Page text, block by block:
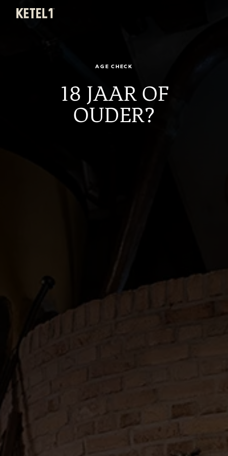
AGE CHECK
18 JAAR OF
OUDER?
KETEL 1 Speelkwartier met Hard